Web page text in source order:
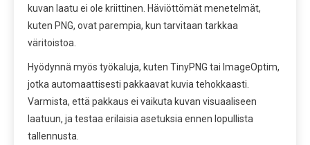
kuvan laatu ei ole kriittinen. Häviöttömät menetelmät,
kuten PNG, ovat parempia, kun tarvitaan tarkkaa
väritoistoa.
Hyödynnä myös työkaluja, kuten TinyPNG tai ImageOptim,
jotka automaattisesti pakkaavat kuvia tehokkaasti.
Varmista, että pakkaus ei vaikuta kuvan visuaaliseen
laatuun, ja testaa erilaisia asetuksia ennen lopullista
tallennusta.